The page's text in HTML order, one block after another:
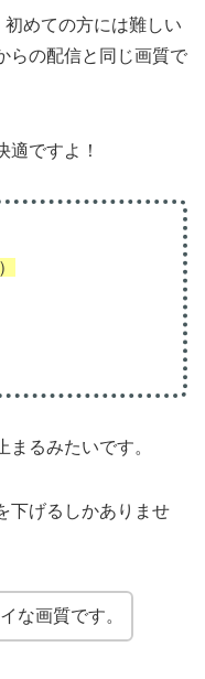
初めての方には難しい
らの配信と同じ画質で
適ですよ！
るみたいです。
下げるしかありませ
な画質です。